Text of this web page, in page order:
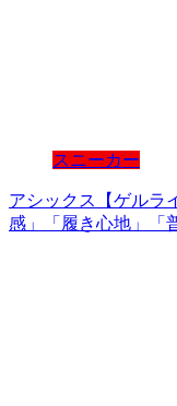
スニーカー
アシックス【ゲルラ
感」「履き心地」「